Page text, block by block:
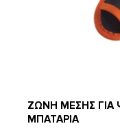
ΖΩΝΗ ΜΕΣΗΣ ΓΙΑ
ΜΠΑΤΑΡΙΑ